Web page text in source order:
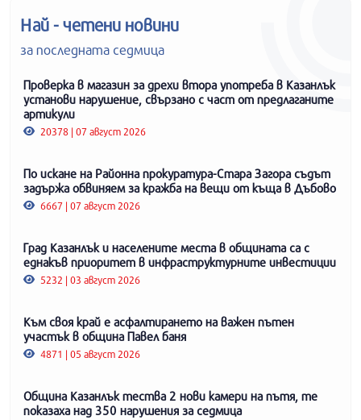
Най - четени новини
за последната седмица
Проверка в магазин за дрехи втора употреба в Казанлък
установи нарушение, свързано с част от предлаганите
артикули
20378 | 07 август 2026
По искане на Районна прокуратура-Стара Загора съдът
задържа обвиняем за кражба на вещи от къща в Дъбово
6667 | 07 август 2026
Град Казанлък и населените места в общината са с
еднакъв приоритет в инфраструктурните инвестиции
5232 | 03 август 2026
Към своя край е асфалтирането на важен пътен
участък в община Павел баня
4871 | 05 август 2026
Община Казанлък тества 2 нови камери на пътя, те
показаха над 350 нарушения за седмица